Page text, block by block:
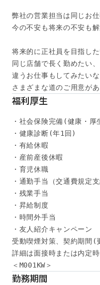
弊社の営業担当は同じお
今の不安も将来の不安も解
将来的に正社員を目指した
同じ店舗で長く勤めたい、
違うお仕事もしてみたいな
さまざまな道のご用意があ
福利厚生
・社会保険完備(健康・
・健康診断(年1回)
・有給休暇
・産前産後休暇
・育児休職
・通勤手当（交通費規定支
・残業手当
・昇給制度
・時間外手当
・友人紹介キャンペーン
受動喫煙対策、契約期間(
詳細は面接時または内定時
＜M001KW＞
勤務期間